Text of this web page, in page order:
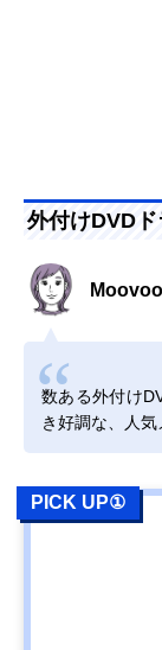
外付けDVD
数ある外付け
き好調な、人気
PICK UP①